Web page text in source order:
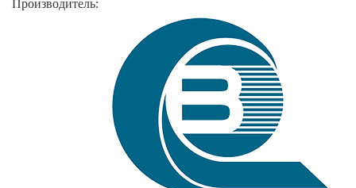
Производитель: